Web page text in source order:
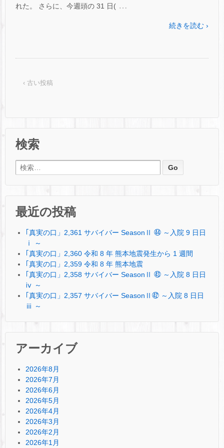
れた。 さらに、今週頭の 31 日( …
続きを読む ›
‹ 古い投稿
検索
検索:
最近の投稿
｢真実の口」2,361 サバイバー SeasonⅡ ㊹ ～入院 9 日日
ⅰ ～
｢真実の口」2,360 令和 8 年 熊本地震発生から 1 週間
｢真実の口」2,359 令和 8 年 熊本地震
｢真実の口」2,358 サバイバー SeasonⅡ ㊸ ～入院 8 日日
ⅳ ～
｢真実の口」2,357 サバイバー SeasonⅡ㊷ ～入院 8 日日
ⅲ ～
アーカイブ
2026年8月
2026年7月
2026年6月
2026年5月
2026年4月
2026年3月
2026年2月
2026年1月